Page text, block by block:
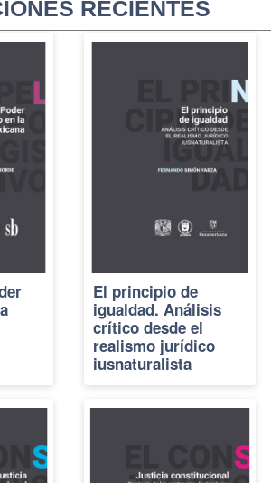
RECIENTES
El principio de
igualdad. Análisis
crítico desde el
realismo jurídico
iusnaturalista